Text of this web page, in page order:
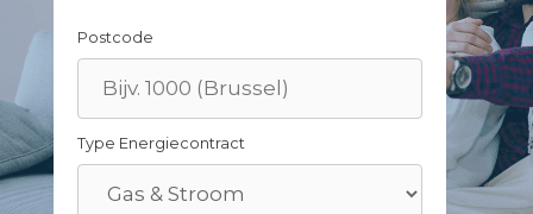
Postcode
Type Energiecontract